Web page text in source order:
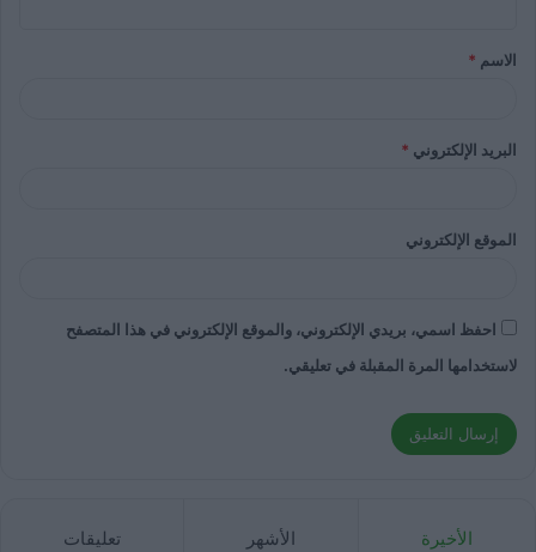
الاسم *
البريد الإلكتروني *
الموقع الإلكتروني
احفظ اسمي، بريدي الإلكتروني، والموقع الإلكتروني في هذا المتصفح
لاستخدامها المرة المقبلة في تعليقي.
الأخيرة الأشهر تعليقات